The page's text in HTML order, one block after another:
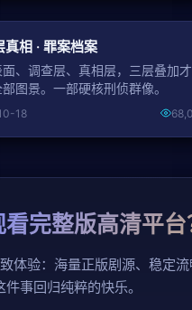
真相 · 罪案档案
、调查层、真相层，三层叠加
图景。一部硬核刑侦群像。
18
完整版高清平台
体验：海量正版剧源、稳定
事回归纯粹的快乐。